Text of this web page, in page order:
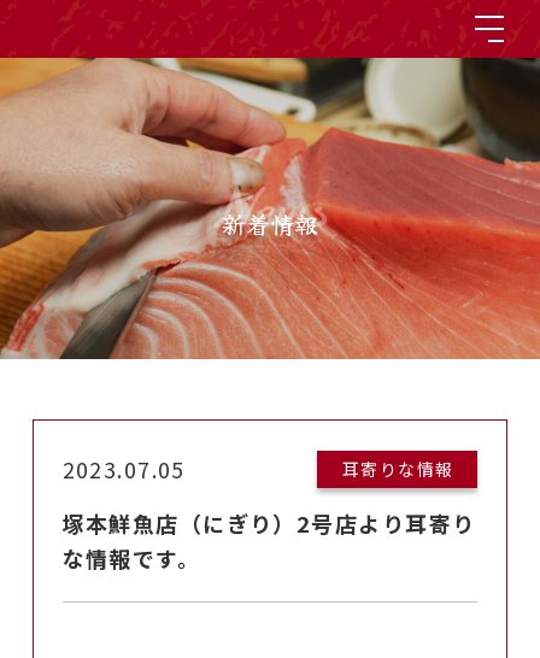
News
新着情報
2023.07.05 耳寄りな情報
塚本鮮魚店（にぎり）2号店より耳寄り
な情報です。